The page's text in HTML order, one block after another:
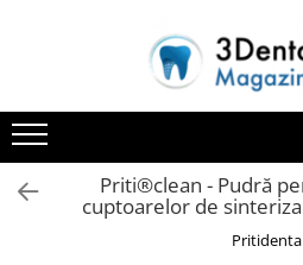
Toate Produsele
Aparate de Frezat
Aparate de Frezat
Frezare in 4 axe
Priti®clean - Pudră
cuptoarelor de
Pritidenta